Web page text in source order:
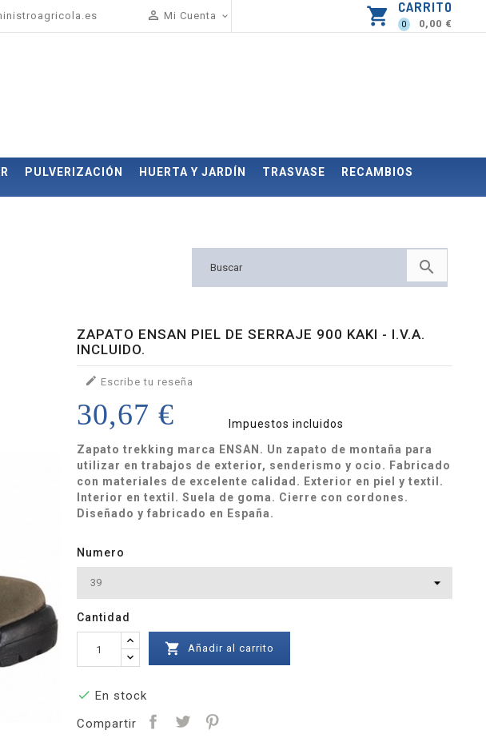
 Mi Cuenta  shopping_cart CARRITO
0 0,00 €
PULVERIZACIÓN HUERTA Y JARDÍN TRASVASE RECAMBIOS

ZAPATO ENSAN PIEL DE SERRAJE 900 KAKI - I.V.A.
INCLUIDO.
 Escribe tu reseña
30,67 €
Impuestos incluidos
Zapato trekking marca ENSAN. Un zapato de montaña para
utilizar en trabajos de exterior, senderismo y ocio. Fabricado
con materiales de excelente calidad. Exterior en piel y textil.
Interior en textil. Suela de goma. Cierre con cordones.
Diseñado y fabricado en España.
Numero
Cantidad
 Añadir al carrito
 En stock
Compartir